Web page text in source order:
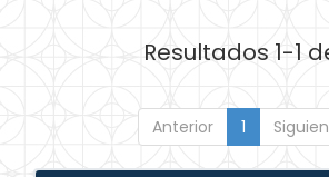
Resultados 1-1
Anterior 1